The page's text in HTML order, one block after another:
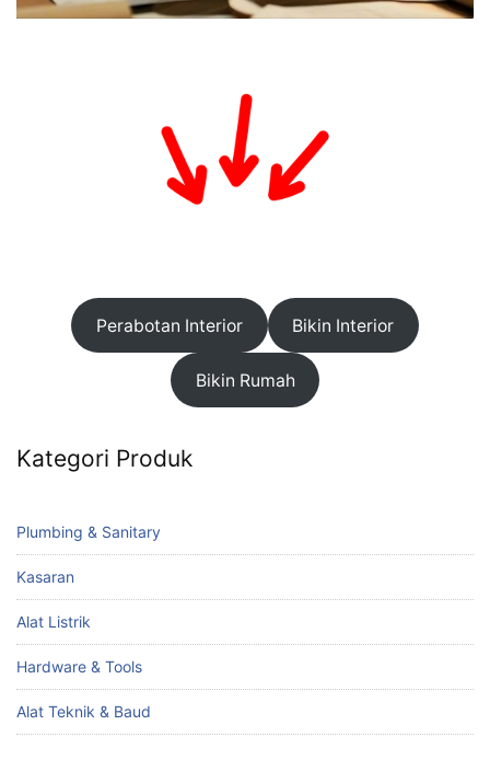
Perabotan Interior Bikin Interior
Bikin Rumah
Kategori Produk
Plumbing & Sanitary
Kasaran
Alat Listrik
Hardware & Tools
Alat Teknik & Baud